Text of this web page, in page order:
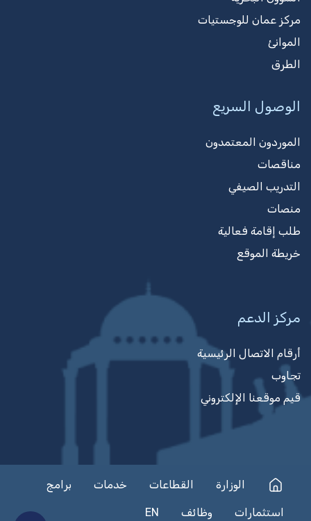
مركز عمان للوجستيات
الموانئ
الطرق
الوصول السريع
الموردون المعتمدون
مناقصات
التدريب الصيفي
منصات
طلب إقامة فعالية
خريطة الموقع
مركز الدعم
أرقام الاتصال الرئيسية
تجاوب
قيم موقعنا الإلكتروني
الوزارة القطاعات خدمات برامج
استثمارات وظائف EN